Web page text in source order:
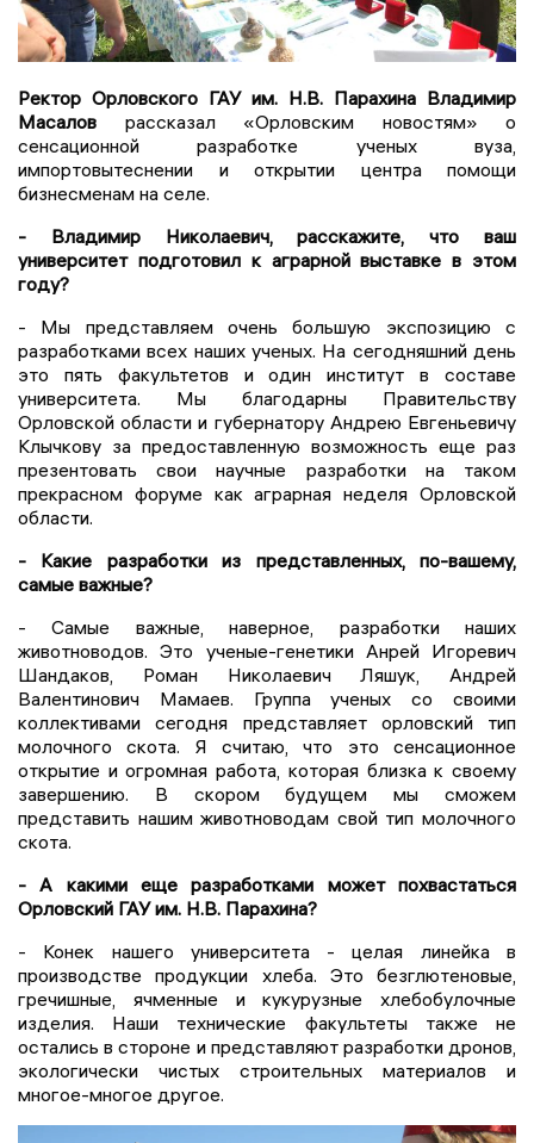
Ректор Орловского ГАУ им. Н.В. Парахина Владимир
Масалов рассказал «Орловским новостям» о
сенсационной разработке ученых вуза,
импортовытеснении и открытии центра помощи
бизнесменам на селе.
- Владимир Николаевич, расскажите, что ваш
университет подготовил к аграрной выставке в этом
году?
- Мы представляем очень большую экспозицию с
разработками всех наших ученых. На сегодняшний день
это пять факультетов и один институт в составе
университета. Мы благодарны Правительству
Орловской области и губернатору Андрею Евгеньевичу
Клычкову за предоставленную возможность еще раз
презентовать свои научные разработки на таком
прекрасном форуме как аграрная неделя Орловской
области.
- Какие разработки из представленных, по-вашему,
самые важные?
- Самые важные, наверное, разработки наших
животноводов. Это ученые-генетики Анрей Игоревич
Шандаков, Роман Николаевич Ляшук, Андрей
Валентинович Мамаев. Группа ученых со своими
коллективами сегодня представляет орловский тип
молочного скота. Я считаю, что это сенсационное
открытие и огромная работа, которая близка к своему
завершению. В скором будущем мы сможем
представить нашим животноводам свой тип молочного
скота.
- А какими еще разработками может похвастаться
Орловский ГАУ им. Н.В. Парахина?
- Конек нашего университета - целая линейка в
производстве продукции хлеба. Это безглютеновые,
гречишные, ячменные и кукурузные хлебобулочные
изделия. Наши технические факультеты также не
остались в стороне и представляют разработки дронов,
экологически чистых строительных материалов и
многое-многое другое.